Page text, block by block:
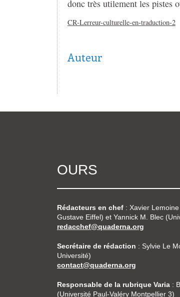
donc très utilement les pistes
CR-Lerreur-culturelle-en-traduction-2
Auteur
OURS
Rédacteurs en chef : Xavier
Gustave Eiffel) et Yannick M. Blec
redacchef@quaderna.org
Secrétaire de rédaction : Sylvie Le
Université)
contact@quaderna.org
Responsable de la rubrique Varia :
(Université Paul-Valéry Montpellier 3)